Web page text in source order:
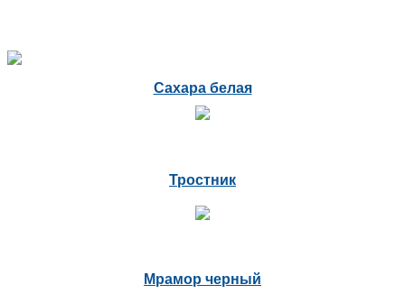
Сахара белая
Тростник
Мрамор черный